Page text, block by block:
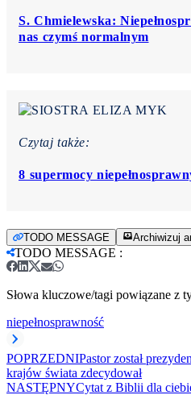
S. Chmielewska:
nas czymś normalnym
Czytaj także:
8 supermocy
TODO MESSAGE Archiwizuj
TODO MESSAGE :
Słowa kluczowe/tagi powiązane z
niepełnosprawność
POPRZEDNIPastor został
krajów świata zdecydował
NASTĘPNYCytat z Biblii dla